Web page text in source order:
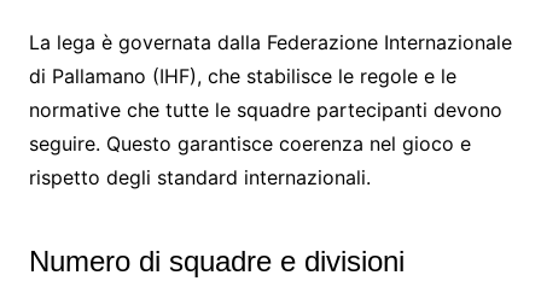
La lega è governata dalla Federazione Internazionale
di Pallamano (IHF), che stabilisce le regole e le
normative che tutte le squadre partecipanti devono
seguire. Questo garantisce coerenza nel gioco e
rispetto degli standard internazionali.
Numero di squadre e divisioni